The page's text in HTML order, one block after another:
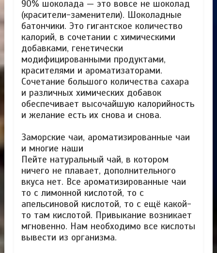
90% шоколада — это вовсе не шоколад
(красители-заменители). Шоколадные
батончики. Это гигантское количество
калорий, в сочетании с химическими
добавками, генетически
модифицированными продуктами,
красителями и ароматизаторами.
Сочетание большого количества сахара
и различных химических добавок
обеспечивает высочайшую калорийность
и желание есть их снова и снова.
Заморские чаи, ароматизированные чаи
и многие наши
Пейте натуральный чай, в котором
ничего не плавает, дополнительного
вкуса нет. Все ароматизированные чаи
то с лимонной кислотой, то с
апельсиновой кислотой, то с ещё какой-
то там кислотой. Привыкание возникает
мгновенно. Нам необходимо все кислоты
вывести из организма.